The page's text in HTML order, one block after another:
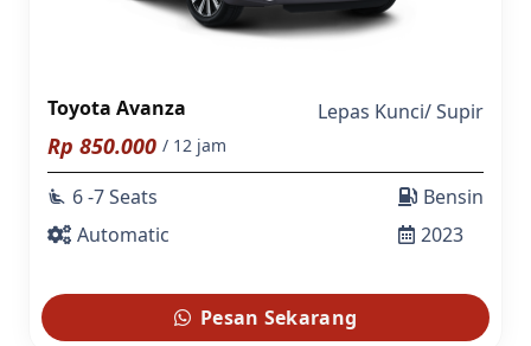
Toyota Avanza Lepas Kunci/Supir
Rp 850.000 / 12 jam
airline_seat_recline_extra 6 -7 Seats
Automatic
Bensin
2023
Pesan Sekarang